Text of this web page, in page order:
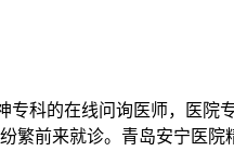
科的在线问询医师，医院
繁前来就诊。青岛安宁医院